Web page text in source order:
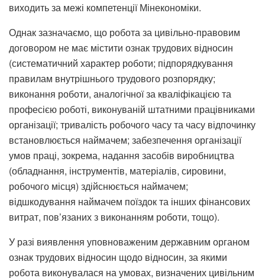
виходить за межі компетенції Мінекономіки.
Однак зазначаємо, що робота за цивільно-правовим
договором не має містити ознак трудових відносин
(систематичний характер роботи; підпорядкування
правилам внутрішнього трудового розпорядку;
виконання роботи, аналогічної за кваліфікацією та
професією роботі, виконуваній штатними працівниками
організації; тривалість робочого часу та часу відпочинку
встановлюється наймачем; забезпечення організації
умов праці, зокрема, надання засобів виробництва
(обладнання, інструментів, матеріалів, сировини,
робочого місця) здійснюється наймачем;
відшкодування наймачем поїздок та інших фінансових
витрат, пов’язаних з виконанням роботи, тощо).
У разі виявлення уповноваженим державним органом
ознак трудових відносин щодо відносин, за якими
робота виконувалася на умовах, визначених цивільним